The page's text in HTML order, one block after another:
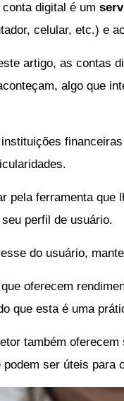
digital é um
celular, etc.) e
artigo, as contas
algo que
pela ferramenta que
perfil de usuário.
do usuário,
oferecem
que esta é uma
também
ser úteis para